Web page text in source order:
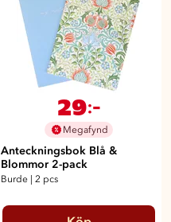
29:-
Megafynd
Anteckningsbok Blå &
Blommor 2-pack
Burde 2 pcs